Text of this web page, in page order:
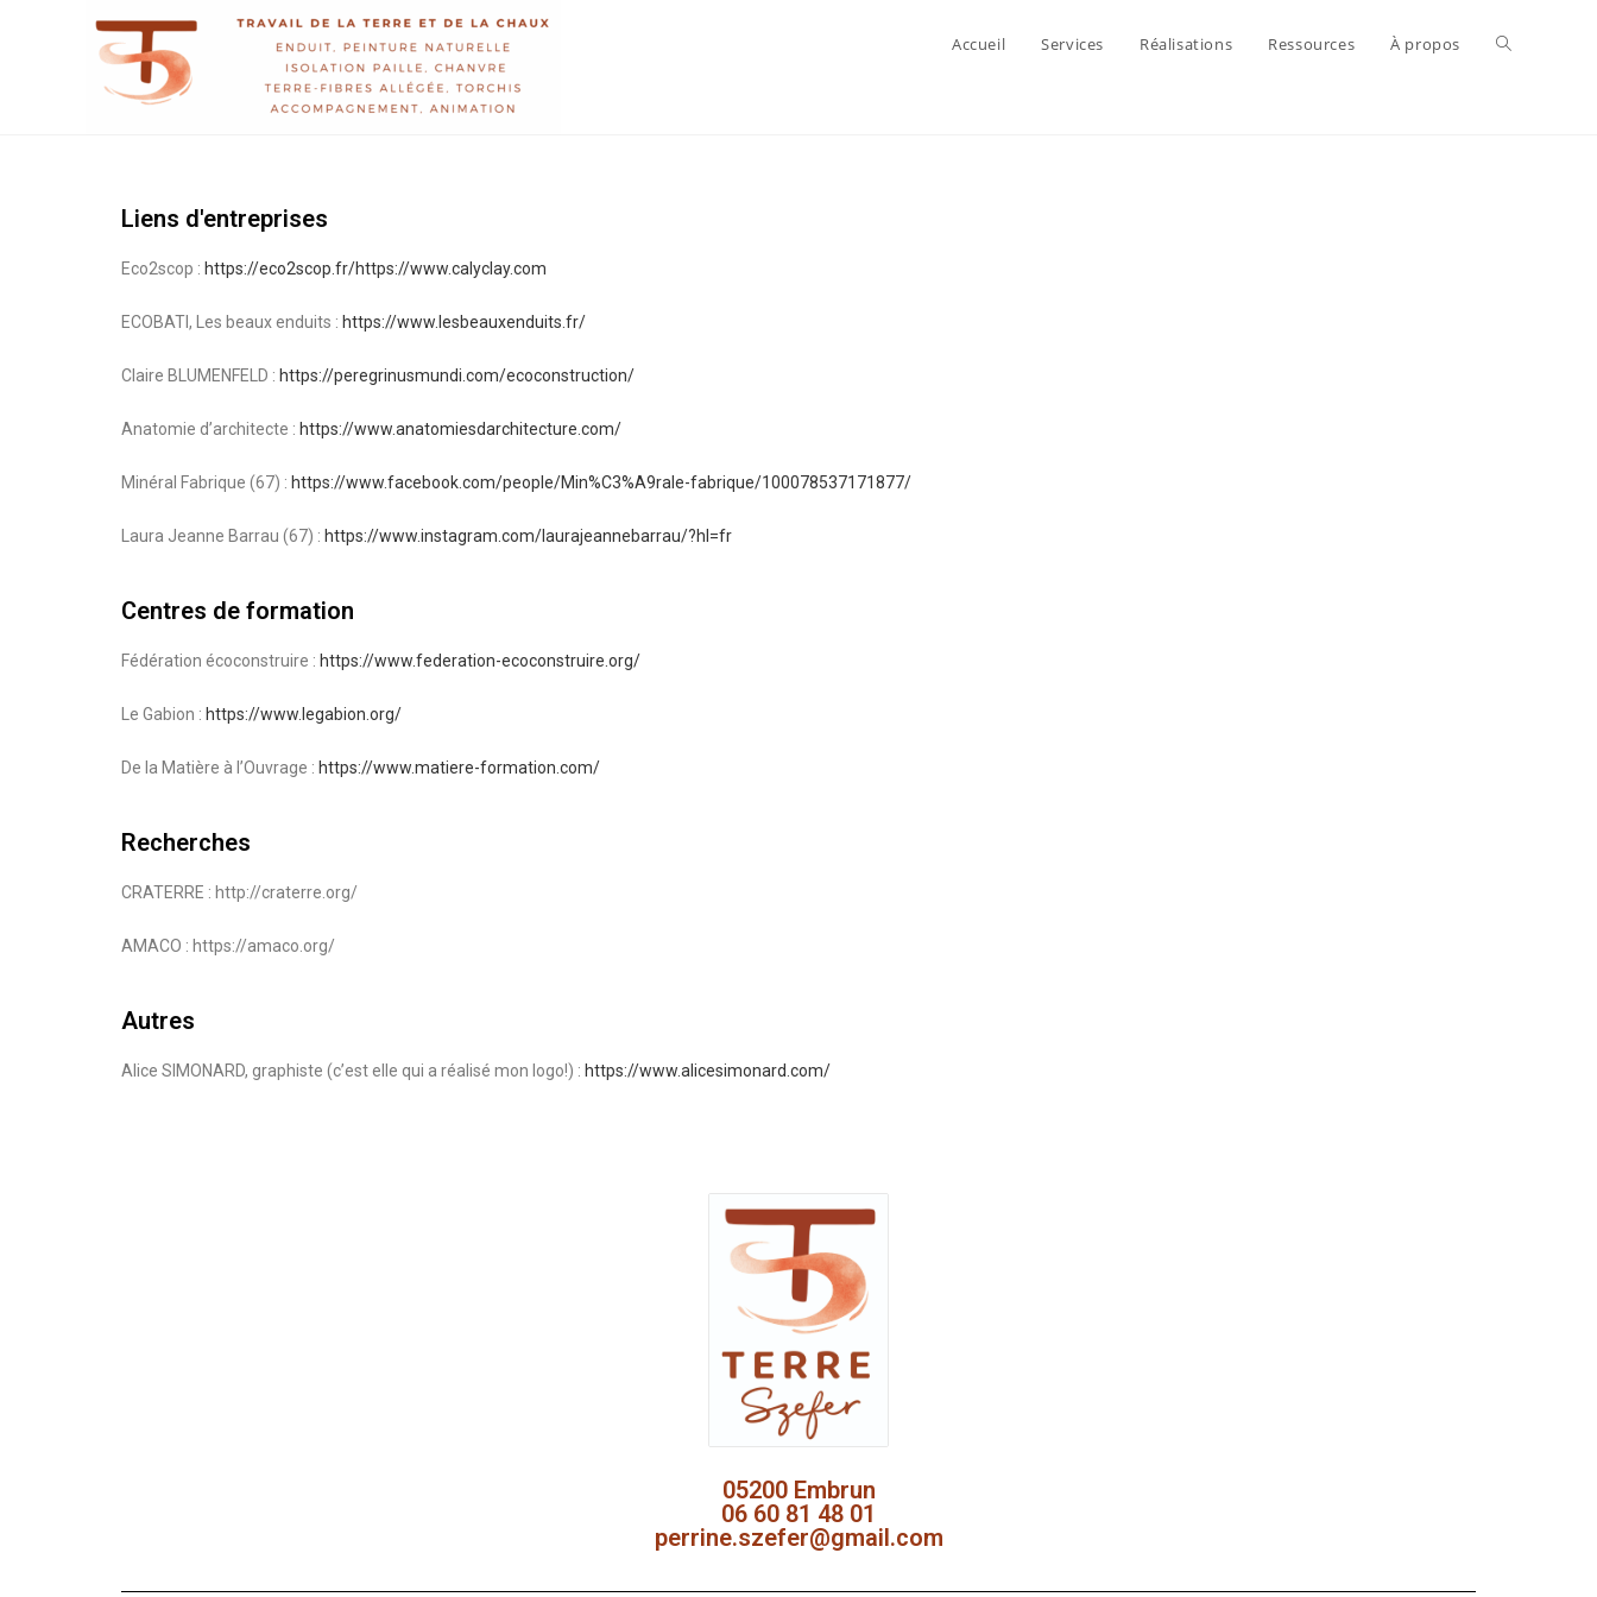
Accueil Services Réalisations Ressources À propos
Liens d'entreprises
Eco2scop : https://eco2scop.fr/https://www.calyclay.com
ECOBATI, Les beaux enduits : https://www.lesbeauxenduits.fr/
Claire BLUMENFELD : https://peregrinusmundi.com/ecoconstruction/
Anatomie d’architecte : https://www.anatomiesdarchitecture.com/
Minéral Fabrique (67) : https://www.facebook.com/people/Min%C3%A9rale-fabrique/100078537171877/
Laura Jeanne Barrau (67) : https://www.instagram.com/laurajeannebarrau/?hl=fr
Centres de formation
Fédération écoconstruire : https://www.federation-ecoconstruire.org/
Le Gabion : https://www.legabion.org/
De la Matière à l’Ouvrage : https://www.matiere-formation.com/
Recherches
CRATERRE : http://craterre.org/
AMACO : https://amaco.org/
Autres
Alice SIMONARD, graphiste (c’est elle qui a réalisé mon logo!) : https://www.alicesimonard.com/
05200 Embrun
06 60 81 48 01
perrine.szefer@gmail.com